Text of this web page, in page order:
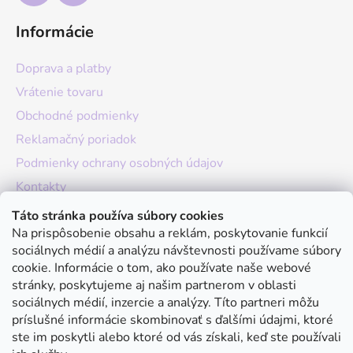
Táto stránka používa súbory cookies
Na prispôsobenie obsahu a reklám, poskytovanie funkcií
sociálnych médií a analýzu návštevnosti používame súbory
cookie. Informácie o tom, ako používate naše webové
stránky, poskytujeme aj našim partnerom v oblasti
sociálnych médií, inzercie a analýzy. Títo partneri môžu
príslušné informácie skombinovať s ďalšími údajmi, ktoré
ste im poskytli alebo ktoré od vás získali, keď ste používali
Informácie
Doprava a platby
Vrátenie tovaru
Obchodné podmienky
Reklamačný poriadok
Podmienky ochrany osobných údajov
Kontakty
O nás
Hodnotenie obchodu
Moja objednávka
Instagram